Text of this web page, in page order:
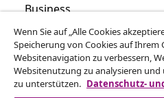
Business
vidaXL
Mehr entdecken
Wenn Sie auf „Alle Cookies
Speicherung von Cookies auf Ihrem
Websitenavigation zu verbessern,
Websitenutzung zu analysieren
zu unterstützen. Datenschutz-